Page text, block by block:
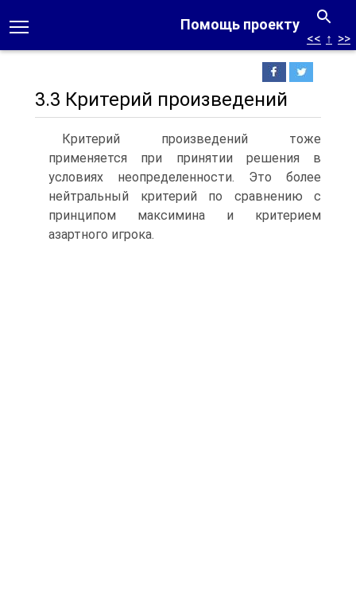
Помощь проекту
<< ↑ >>
3.3 Критерий произведений
Критерий произведений тоже
применяется при принятии решения в
условиях неопределенности. Это более
нейтральный критерий по сравнению с
принципом максимина и критерием
азартного игрока.